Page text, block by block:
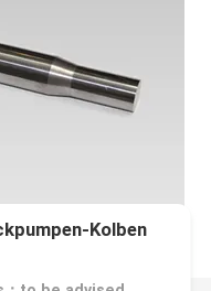
Kolben